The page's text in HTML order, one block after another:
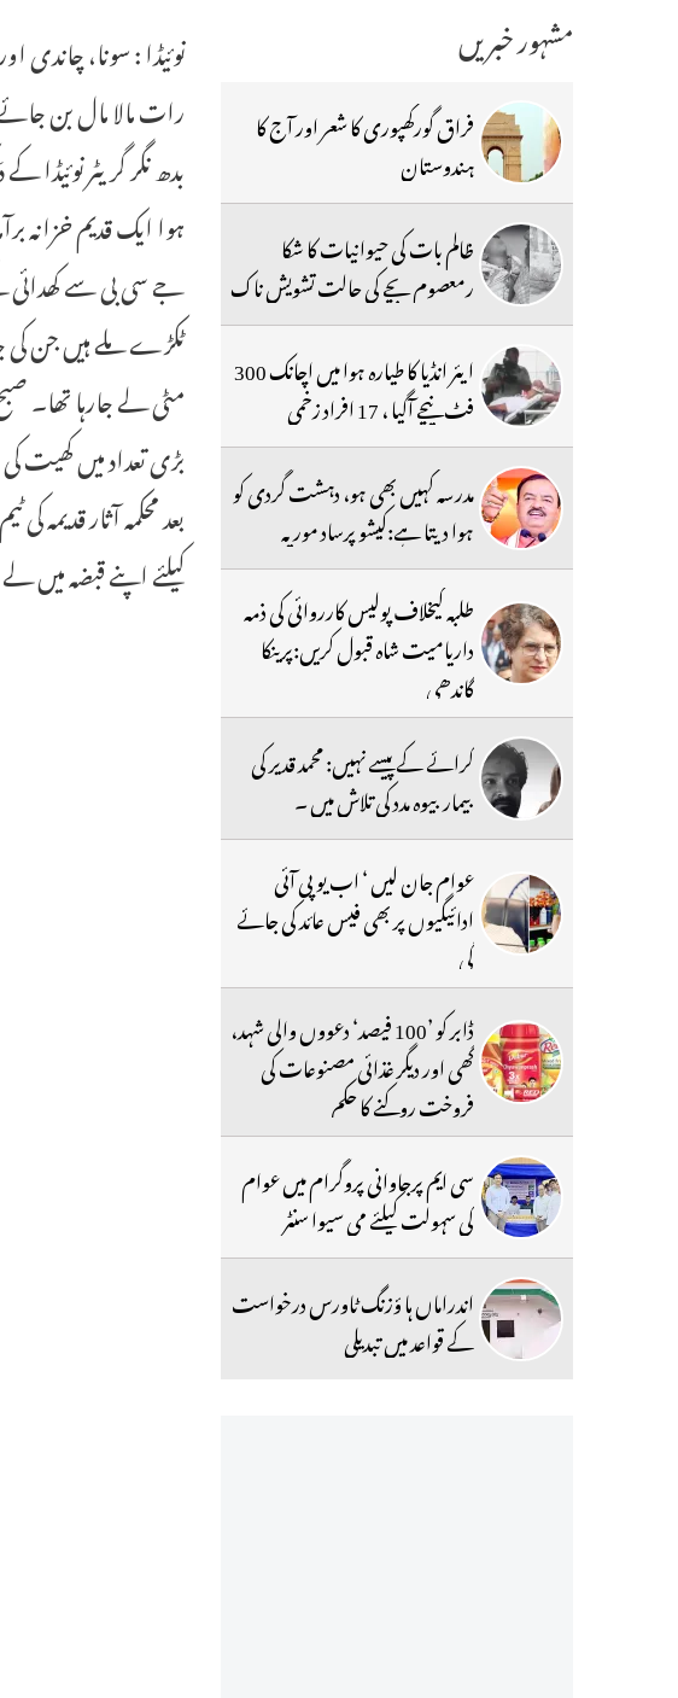
نوئیڈا : سونا،
رات مالا مال بن
بدھ نگر گریٹر نوئیڈا
ہوا ایک قدیم خزانہ
ٹکڑے ملے ہیں جن کی
مٹی لے جارہا تھا۔
بڑی تعداد میں
کیلئے اپنے قبضہ
مشہور خبریں
فراق گورکھپوری کا شعر اور آج کا
ہندوستان
ظالم بات کی حیوانیات کا شکا
رمعصوم بچے کی حالت تشویش ناک
ایئر انڈیا کا طیارہ ہوا میں اچانک 300
فٹ نیچے آگیا ، 17 افراد زخمی
مدرسہ کہیں بھی ہو، دہشت گردی کو
ہوا دیتا ہے:کیشو پرساد موریہ
طلبہ کیخلاف پولیس کارروائی کی ذمہ
داریامیت شاہ قبول کریں:پرینکا
گاندھی
کرائے کے پیسے نہیں: محمد قدیر کی
بیمار بیوہ مدد کی تلاش میں ۔
عوام جان لیں ‘ اب یو پی آئی
ادائیگیوں پر بھی فیس عائد کی جائے
گی
ڈابر کو ’100 فیصد‘ دعووں والی شہد،
گھی اور دیگر غذائی مصنوعات کی
فروخت روکنے کا حکم
سی ایم پرجاوانی پروگرام میں عوام
کی سہولت کیلئے می سیوا سنٹر
اندراماں ہا ؤزنگ ٹاورس درخواست
کے قواعد میں تبدیلی